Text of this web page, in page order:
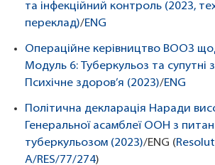
та інфекційний контроль (2023,
переклад)/ENG
Операційне керівництво ВООЗ
Модуль 6: Туберкульоз та супутні
Психічне здоров’я (2023)/ENG
Політична декларація Наради
Генеральної асамблеї ООН з
туберкульозом (2023)/ENG (
A/RES/77/274)